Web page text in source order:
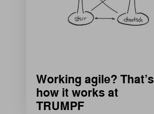
Working agile? That’s
how it works at
TRUMPF